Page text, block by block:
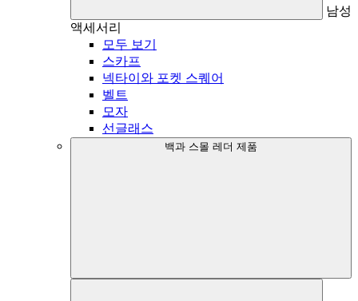
남성
액세서리
모두 보기
스카프
넥타이와 포켓 스퀘어
벨트
모자
선글래스
백과 스몰 레더 제품